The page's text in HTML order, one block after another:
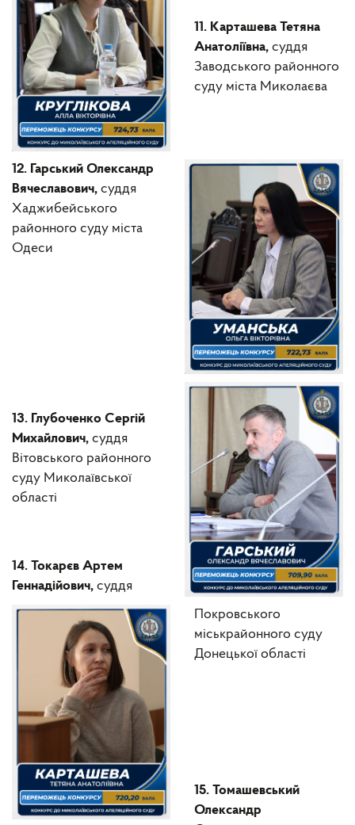
11. Карташева Тетяна
Анатоліївна, суддя
Заводського районного
суду міста Миколаєва
12. Гарський Олександр
Вячеславович, суддя
Хаджибейського
районного суду міста
Одеси
13. Глубоченко Сергій
Михайлович, суддя
Вітовського районного
суду Миколаївської
області
14. Токарєв Артем
Геннадійович, суддя
Покровського
міськрайонного суду
Донецької області
15. Томашевський
Олександр